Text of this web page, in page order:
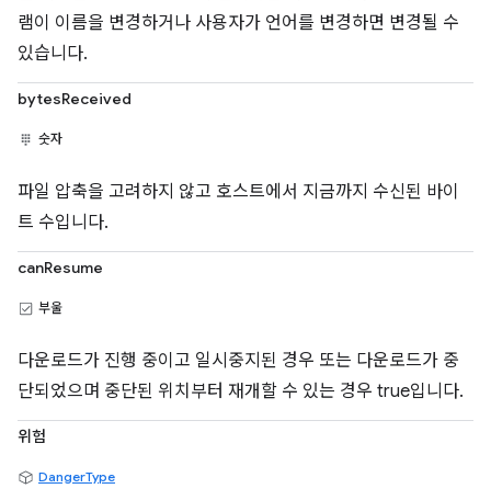
램이 이름을 변경하거나 사용자가 언어를 변경하면 변경될 수
있습니다.
bytesReceived
숫자
파일 압축을 고려하지 않고 호스트에서 지금까지 수신된 바이
트 수입니다.
canResume
부울
다운로드가 진행 중이고 일시중지된 경우 또는 다운로드가 중
단되었으며 중단된 위치부터 재개할 수 있는 경우 true입니다.
위험
DangerType